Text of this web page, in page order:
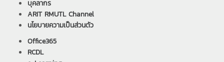
บุคลากร
ARIT RMUTL Channel
นโยบายความเป็นส่วนตัว
Office365
RCDL